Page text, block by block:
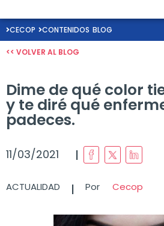
CECOP CONTENIDOS BLOG
<< VOLVER AL BLOG
Dime de qué color
y te diré qué
padeces.
11/03/2021 I
ACTUALIDAD I Por Cecop